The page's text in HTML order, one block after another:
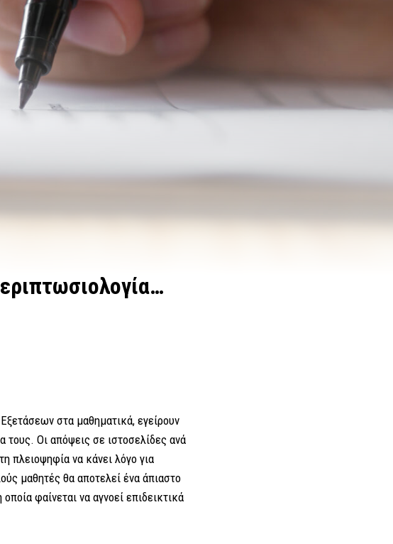
στα μαθηματικά, εγείρουν
τους. Οι απόψεις σε ιστοσελίδες ανά
πλειοψηφία να κάνει λόγο για
μαθητές θα αποτελεί ένα άπιαστο
φαίνεται να αγνοεί επιδεικτικά